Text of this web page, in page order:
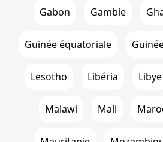
Gabon Gambie
Guinée équatoriale
Lesotho Libéria Libye
Malawi Mali